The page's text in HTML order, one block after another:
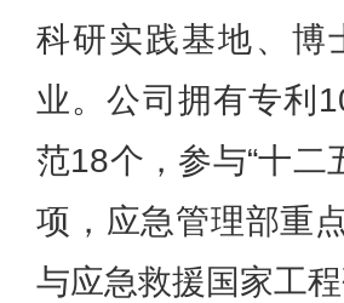
科研实践基地、博
业。公司拥有专利
范18个，参与“十二
项，应急管理部重
与应急救援国家工程